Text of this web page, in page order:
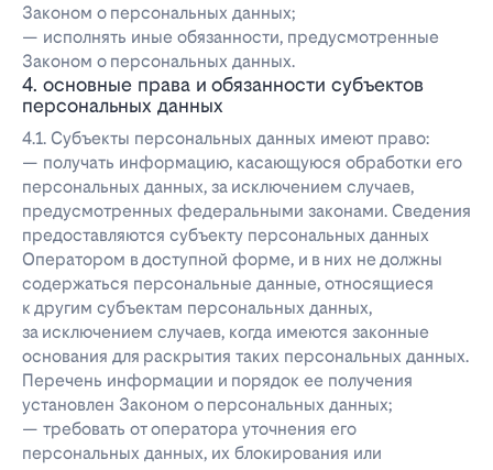
Законом о персональных данных;
— исполнять иные обязанности, предусмотренные
Законом о персональных данных.
4. основные права и обязанности субъектов
персональных данных
4.1. Субъекты персональных данных имеют право:
— получать информацию, касающуюся обработки его
персональных данных, за исключением случаев,
предусмотренных федеральными законами. Сведения
предоставляются субъекту персональных данных
Оператором в доступной форме, и в них не должны
содержаться персональные данные, относящиеся
к другим субъектам персональных данных,
за исключением случаев, когда имеются законные
основания для раскрытия таких персональных данных.
Перечень информации и порядок ее получения
установлен Законом о персональных данных;
— требовать от оператора уточнения его
персональных данных, их блокирования или